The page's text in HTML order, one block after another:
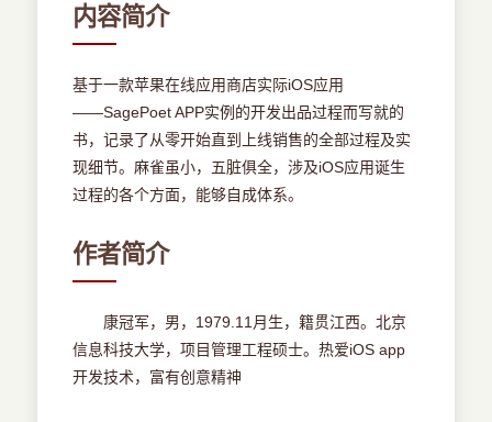
内容简介
基于一款苹果在线应用商店实际iOS应用
――SagePoet APP实例的开发出品过程而写就的
书，记录了从零开始直到上线销售的全部过程及实
现细节。麻雀虽小，五脏俱全，涉及iOS应用诞生
过程的各个方面，能够自成体系。
作者简介
康冠军，男，1979.11月生，籍贯江西。北京
信息科技大学，项目管理工程硕士。热爱iOS app
开发技术，富有创意精神